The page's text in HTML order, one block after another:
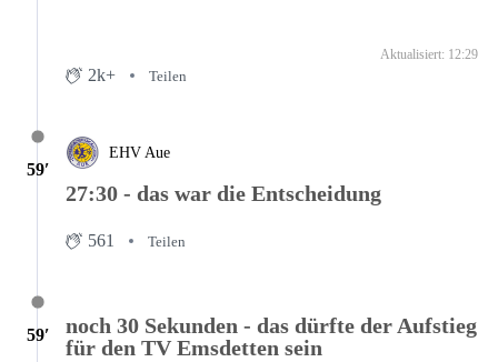
Aktualisiert: 12:29
2k+ Teilen
59′
EHV Aue
27:30 - das war die Entscheidung
561 Teilen
59′
noch 30 Sekunden - das dürfte der Aufstieg
für den TV Emsdetten sein